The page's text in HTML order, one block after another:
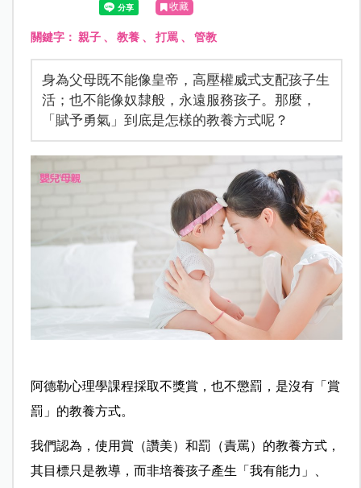
收藏
關鍵字： 親子、 教養、 打罵、 管教
身為父母既不能像皇帝，高壓權威式支配孩子生
活；也不能像奴隸般，永遠服務孩子。那麼，
「賦予勇氣」到底是怎樣的教養方式呢？
阿德勒心理學課程採取不獎賞，也不懲罰，是沒有「賞
罰」的教養方式。
我們認為，使用賞（讚美）和罰（責罵）的教養方式，
其目標只是教導，而非培養孩子產生「我有能力」、